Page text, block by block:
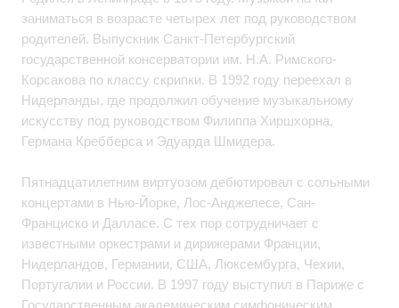
заниматься в возрасте четырех лет под руководством
родителей. Выпускник Санкт-Петербургский
государственной консерватории им. Н.А. Римского-
Корсакова по классу скрипки. В 1992 году переехал в
Нидерланды, где продолжил обучение музыкальному
искусству под руководством Филиппа Хиршхорна,
Германа Кребберса и Эдуарда Шмидера.
Пятнадцатилетним виртуозом дебютировал с сольными
концертами в Нью-Йорке, Лос-Анджелесе, Сан-
Франциско и Далласе. С тех пор сотрудничает с
известными оркестрами и дирижерами Франции,
Нидерландов, Германии, США, Люксембурга, Чехии,
Португалии и России. В 1997 году выступил в Париже с